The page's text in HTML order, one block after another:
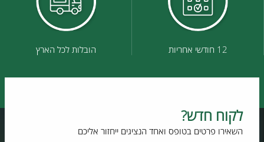
12 חודשי אחריות הובלות לכל הארץ
לקוח חדש?
השאירו פרטים בטופס ואחד הנציגים ייחזור אליכם